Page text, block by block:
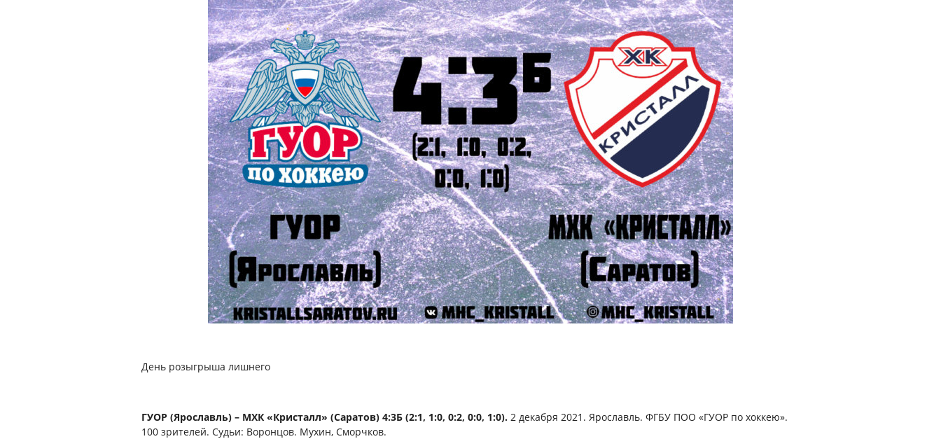
День розыгрыша лишнего
ГУОР (Ярославль) – МХК «Кристалл» (Саратов) 4:3Б (2:1, 1:0, 0:2, 0:0, 1:0).2 декабря 2021. Ярославль. ФГБУ ПОО «ГУОР по хоккею».
100 зрителей. Судьи: Воронцов. Мухин, Сморчков.